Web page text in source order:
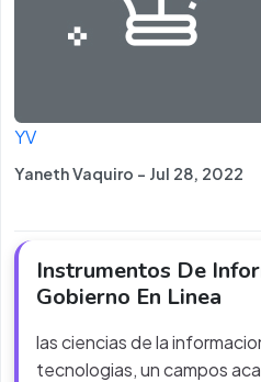
YV
Yaneth Vaquiro - Jul 28, 2022
Instrumentos De
Gobierno En Linea
las ciencias de la
tecnologias, un campos